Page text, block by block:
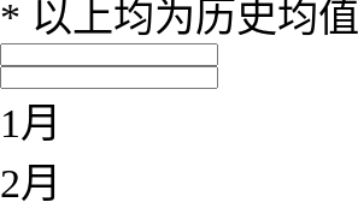
* 以上均为历史均值
1月
2月